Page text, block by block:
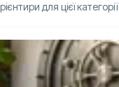
для цієї категорії